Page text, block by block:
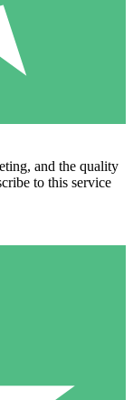
and the quality
to this service